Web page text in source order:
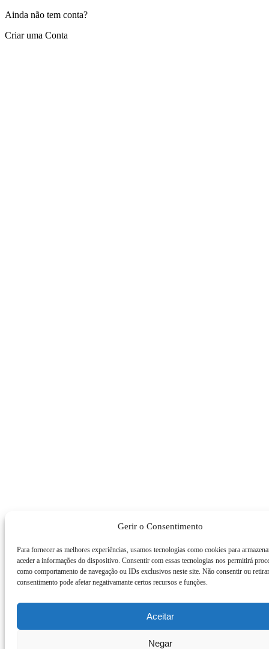
Gerir o Consentimento
Para fornecer as melhores experiências, usamos tecnologias como cookies para
aceder a informações do dispositivo. Consentir com essas tecnologias nos permitirá
como comportamento de navegação ou IDs exclusivos neste site. Não consentir ou
consentimento pode afetar negativamante certos recursos e funções.
Aceitar
Negar
Ainda não tem conta?
Criar uma Conta